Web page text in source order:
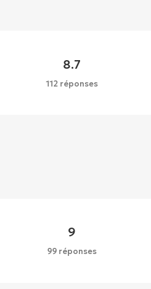
8.7
112 réponses
9
99 réponses